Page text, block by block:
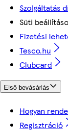
Szolgáltatás
Süti
Fizetési
Tesco.hu
Clubcard
Első bevásárlás
Hogyan
Regisztráció